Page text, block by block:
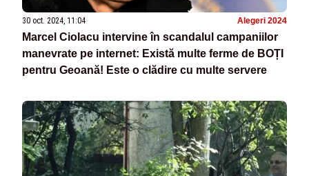
30 oct. 2024, 11:04 Alegeri 2024
Marcel Ciolacu intervine în scandalul campaniilor
manevrate pe internet: Există multe ferme de BOȚI
pentru Geoană! Este o clădire cu multe servere